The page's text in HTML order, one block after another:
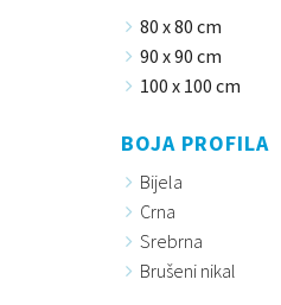
80 x 80 cm
90 x 90 cm
100 x 100 cm
BOJA PROFILA
Bijela
Crna
Srebrna
Brušeni nikal